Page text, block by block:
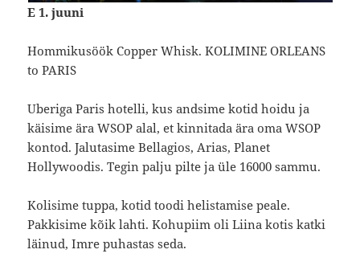
E 1. juuni
Hommikusöök Copper Whisk. KOLIMINE ORLEANS
to PARIS
Uberiga Paris hotelli, kus andsime kotid hoidu ja
käisime ära WSOP alal, et kinnitada ära oma WSOP
kontod. Jalutasime Bellagios, Arias, Planet
Hollywoodis. Tegin palju pilte ja üle 16000 sammu.
Kolisime tuppa, kotid toodi helistamise peale.
Pakkisime kõik lahti. Kohupiim oli Liina kotis katki
läinud, Imre puhastas seda.